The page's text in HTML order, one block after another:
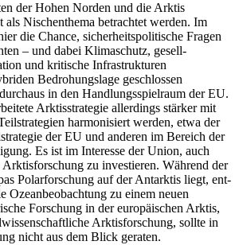
der Hohen Norden und die Arktis
Nischenthema betrachtet werden. Im
die Chance, sicherheitspolitische Fragen
– und dabei Klimaschutz, gesell­
und kritische Infrastrukturen
Bedrohungslage geschlossen
in den Handlungsspielraum der EU.
Arktisstrategie allerdings stärker mit
harmo­nisiert werden, etwa der
der EU und anderen im Be­reich der
Es ist im Interesse der Union, auch
zu investieren. Während der
Polarforschung auf der Antarktis liegt, ent­
Ozean­beobachtung zu einem neuen
Forschung in der euro­päi­schen Arktis,
Arktisforschung, sollte in
nicht aus dem Blick geraten.